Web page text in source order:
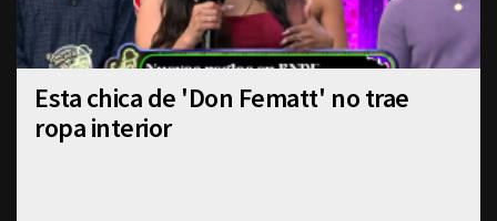
Esta chica de 'Don Fematt' no trae
ropa interior